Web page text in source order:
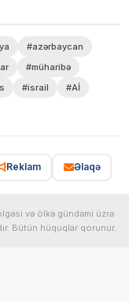
#azərbaycan
#müharibə
#israil
#Aİ
Reklam Əlaqə
və ölkə gündəmi üzrə
Bütün hüquqlar qorunur.